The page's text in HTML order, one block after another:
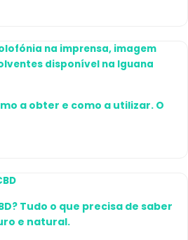
a obter e como a utilizar. O
Tudo o que precisa de saber
e natural.